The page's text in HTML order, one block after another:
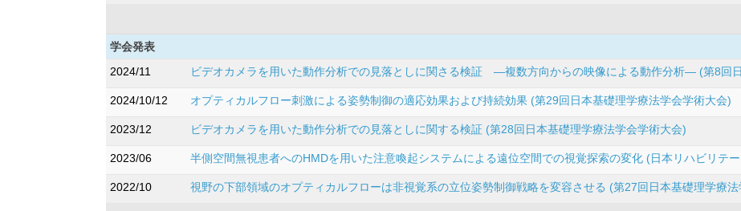
学会発表
2024/11
ビデオカメラを用いた動作分析での見落としに関さる検証 ―複数方向からの映像による動作分析― (第8回
2024/10/12 オプティカルフロー刺激による姿勢制御の適応効果および持続効果 (第29回日本基礎理学療法学会学術大会)
2023/12 ビデオカメラを用いた動作分析での見落としに関する検証 (第28回日本基礎理学療法学会学術大会)
2023/06 半側空間無視患者へのHMDを用いた注意喚起システムによる遠位空間での視覚探索の変化 (日本リハビリテ
2022/10 視野の下部領域のオプティカルフローは非視覚系の立位姿勢制御戦略を変容させる (第27回日本基礎理学療